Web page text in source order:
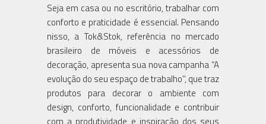
Seja em casa ou no escritório, trabalhar com
conforto e praticidade é essencial. Pensando
nisso, a Tok&Stok, referência no mercado
brasileiro de móveis e acessórios de
decoração, apresenta sua nova campanha “A
evolução do seu espaço de trabalho'', que traz
produtos para decorar o ambiente com
design, conforto, funcionalidade e contribuir
com a produtividade e inspiração dos seus